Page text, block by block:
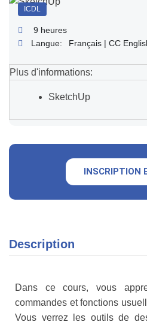
Description
Dans ce cours, vous
commandes et fonctions
Vous verrez les outils de
ICDL
9 heures
Langue:
Français | CC
Plus d'informations:
SketchUp
INSCRIPTION